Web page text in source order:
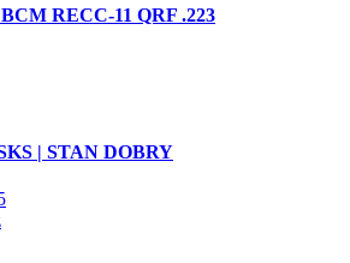
RECC-11 QRF .223
| STAN DOBRY